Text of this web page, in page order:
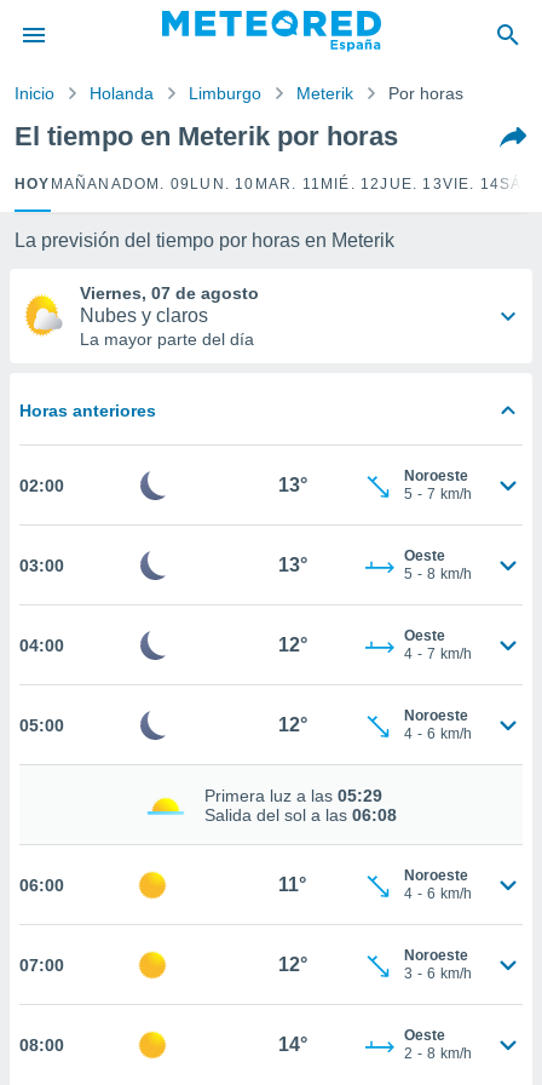
por
para
que se
calidad.
a este
y
digital
permite
seguir
coste.
a la
todas
nos
análisis
perfil
y
en
CONFIGURACIÓN
Inicio Holanda Limburgo Meterik Por horas
El tiempo en Meterik por horas
HOY MAÑANA DOM. 09 LUN. 10 MAR. 11 MIÉ. 12JUE. 13VIE. 14
La previsión del tiempo por horas en Meterik
Viernes, 07 de agosto
Nubes y claros
La mayor parte del día
Horas anteriores
02:00 13°
Noroeste
5 - 7 km/h
03:00 13°
Oeste
5 - 8 km/h
04:00 12°
Oeste
4 - 7 km/h
05:00 12°
Noroeste
4 - 6 km/h
Primera luz a las 05:29
Salida del sol a las 06:08
06:00 11°
Noroeste
4 - 6 km/h
07:00 12°
Noroeste
3 - 6 km/h
08:00 14°
Oeste
2 - 8 km/h